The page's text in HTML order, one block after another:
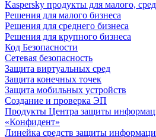
Kaspersky продукты для малого,
Решения для малого бизнеса
Решения для среднего бизнеса
Решения для крупного бизнеса
Код Безопасности
Сетевая безопасность
Защита виртуальных сред
Защита конечных точек
Защита мобильных устройств
Создание и проверка ЭП
Продукты Центра защиты
«Конфидент»
Линейка средств защиты